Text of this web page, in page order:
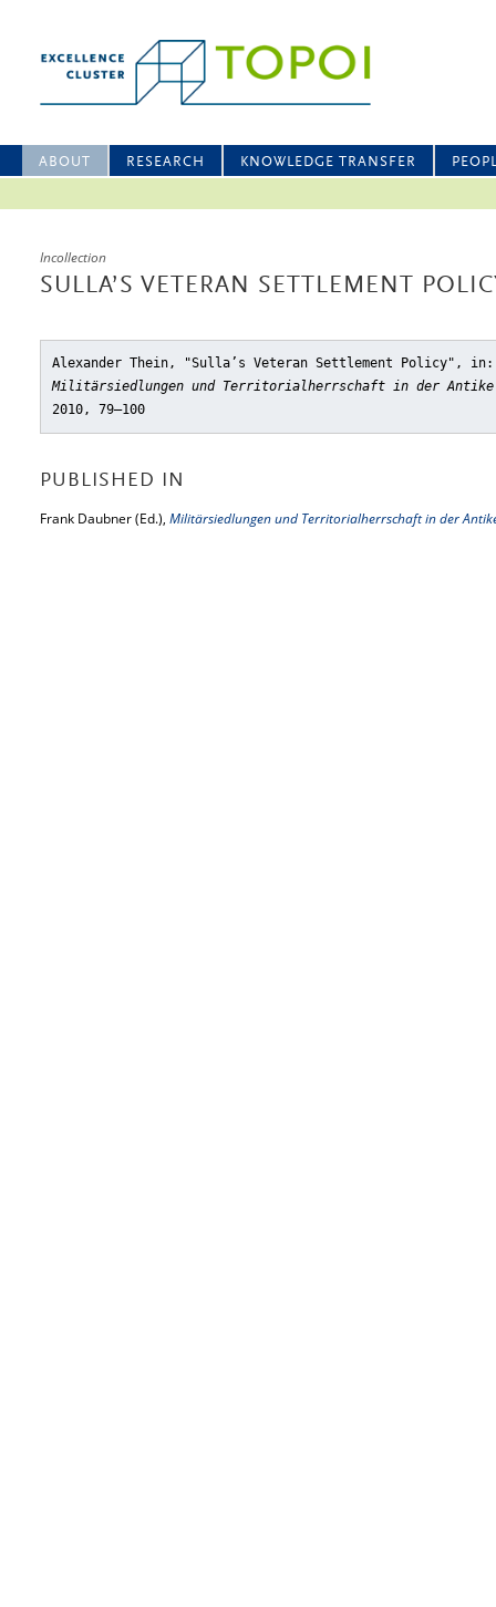
ABOUT RESEARCH KNOWLEDGE TRANSFER
Incollection
SULLA’S VETERAN SETTLEMENT
Alexander Thein, "Sulla’s Veteran Settlement Policy" , in:
Militärsiedlungen und Territorialherrschaft in der Antike
2010, 79–100
PUBLISHED IN
Frank Daubner (Ed.), Militärsiedlungen und Territorialherrschaft in der